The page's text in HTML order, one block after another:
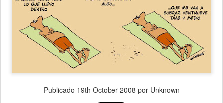
Publicado 19th October 2008 por Unknown